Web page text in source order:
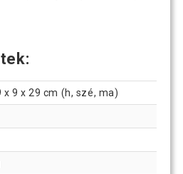
x 9 x 29 cm (h, szé, ma)